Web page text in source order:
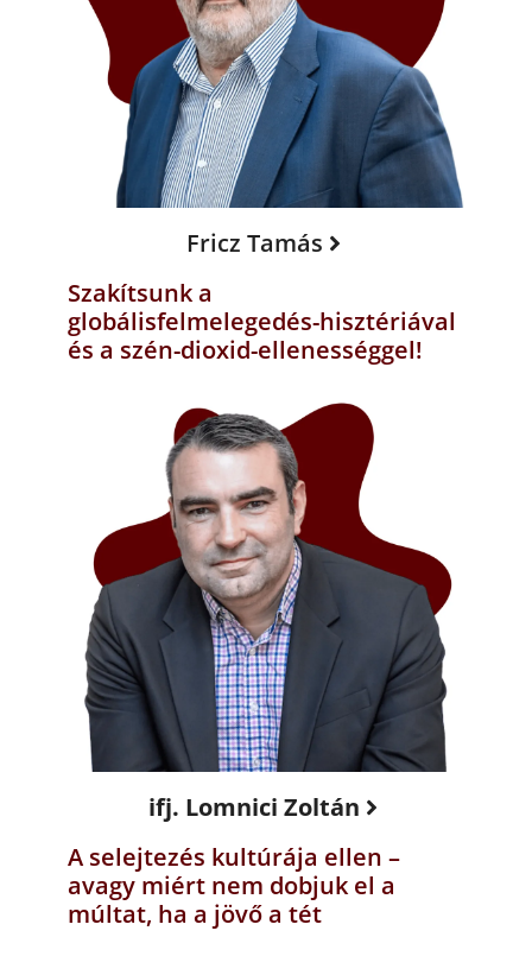
Fricz Tamás
Szakítsunk a
globálisfelmelegedés-hisztériával
és a szén-dioxid-ellenességgel!
ifj. Lomnici Zoltán
A selejtezés kultúrája ellen –
avagy miért nem dobjuk el a
múltat, ha a jövő a tét